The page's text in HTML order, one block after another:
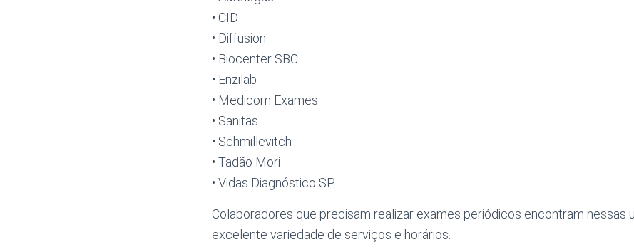
• CID
• Diffusion
• Biocenter SBC
• Enzilab
• Medicom Exames
• Sanitas
• Schmillevitch
• Tadão Mori
• Vidas Diagnóstico SP
Colaboradores que precisam realizar exames periódicos encontram nessas
excelente variedade de serviços e horários.